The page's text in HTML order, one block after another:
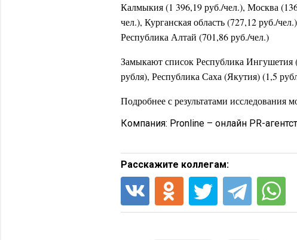
Калмыкия (1 396,19 руб./чел.), Москва
чел.), Курганская область (727,12 руб./
Республика Алтай (701,86 руб./чел.)
Замыкают список Республика Ингушетия
рубля), Республика Саха (Якутия) (1,5
Подробнее с результатами исследования
Компания: Pronline – онлайн PR-
Расскажите коллегам: